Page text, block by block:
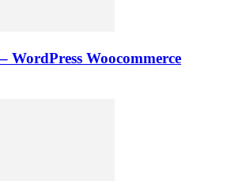
WordPress Woocommerce